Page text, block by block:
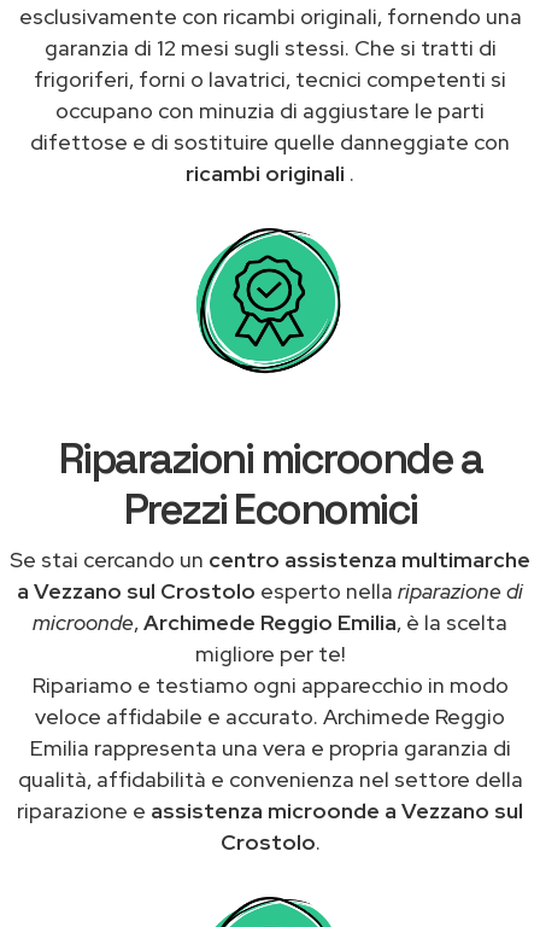
esclusivamente con ricambi originali, fornendo una
garanzia di 12 mesi sugli stessi. Che si tratti di
frigoriferi, forni o lavatrici, tecnici competenti si
occupano con minuzia di aggiustare le parti
difettose e di sostituire quelle danneggiate con
ricambi originali .
Riparazioni microonde a
Prezzi Economici
Se stai cercando un centro assistenza multimarche
a Vezzano sul Crostolo esperto nella riparazione di
microonde,Archimede Reggio Emilia, è la scelta
migliore per te!
Ripariamo e testiamo ogni apparecchio in modo
veloce affidabile e accurato. Archimede Reggio
Emilia rappresenta una vera e propria garanzia di
qualità, affidabilità e convenienza nel settore della
riparazione e assistenza microonde a Vezzano sul
Crostolo.